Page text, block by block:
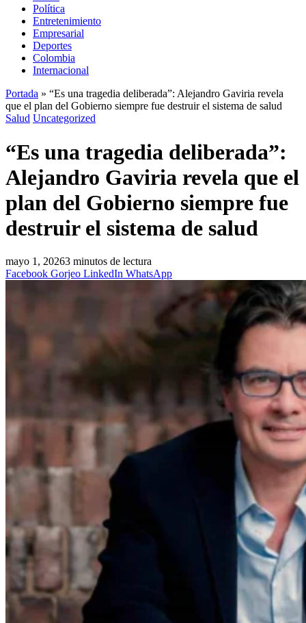
Política
Entretenimiento
Empresarial
Deportes
Colombia
Internacional
Portada » “Es una tragedia deliberada”: Alejandro Gaviria revela
que el plan del Gobierno siempre fue destruir el sistema de salud
Salud Uncategorized
“Es una tragedia deliberada”:
Alejandro Gaviria revela que el
plan del Gobierno siempre fue
destruir el sistema de salud
mayo 1, 20263 minutos de lectura
Facebook Gorjeo LinkedIn WhatsApp